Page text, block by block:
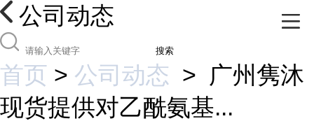
公司动态
搜索
首页 > 公司动态 >
广州隽沐
现货提供对乙酰氨基...